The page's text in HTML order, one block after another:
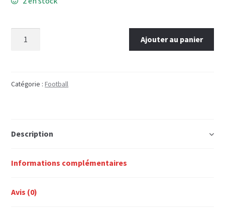
Métropole
la
Ajouter au panier
Catégorie :Football
Description
Informations complémentaires
Avis (0)